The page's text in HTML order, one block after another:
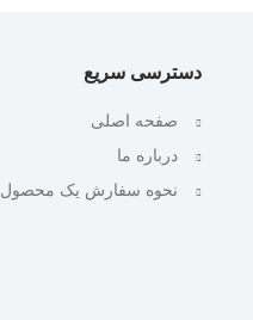
دسترسی سریع
صفحه اصلی
درباره ما
نحوه سفارش یک محصول